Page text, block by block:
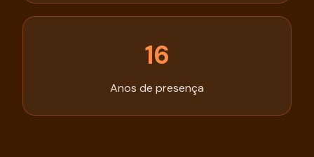
16
Anos de presença